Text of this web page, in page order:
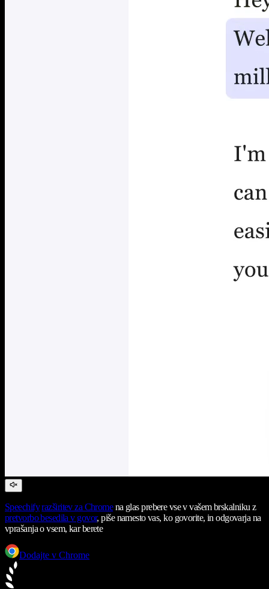
Speechify razširitev za Chromena glas prebere vse v vašem brskalniku z
pretvorbo besedila v govor, piše namesto vas, ko govorite, in odgovarja na
vprašanja o vsem, kar berete
Dodajte v Chrome